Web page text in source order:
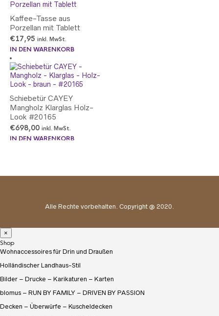
DÜFTE - DUFTSÄCKCHEN UND DUFT-ÖLE
HOLLÄNDISCHER LANDHAUS-STIL
BLOMUS - RUN BY FAMILY - DRIVEN BY PASSION
Kaffee-Tasse aus
Porzellan mit Tablett
€17,95 inkl. MwSt.
IN DEN WARENKORB
Schiebetür CAYEY
Mangholz Klarglas Holz-
Look #20165
€698,00 inkl. MwSt.
IN DEN WARENKORB
Alle Rechte vorbehalten. Copyright @ 2020.
×
Shop
Wohnaccessoires für Drin und Draußen
Holländischer Landhaus-Stil
Bilder – Drucke – Karikaturen – Karten
blomus – RUN BY FAMILY – DRIVEN BY PASSION
Decken – Überwürfe – Kuscheldecken